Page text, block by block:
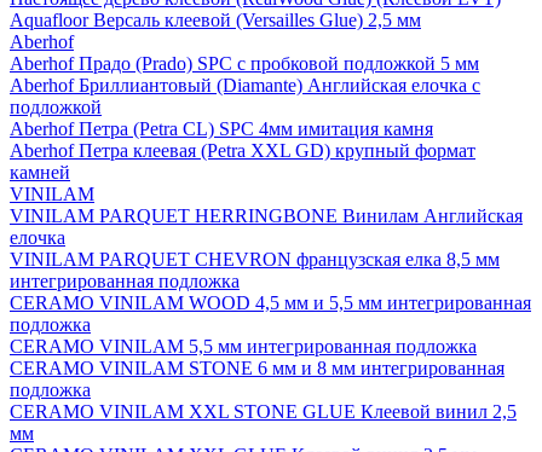
Aquafloor Версаль клеевой (Versailles Glue) 2,5 мм
Aberhof
Aberhof Прадо (Prado) SPC с пробковой подложкой 5 мм
Aberhof Бриллиантовый (Diamante) Английская елочка с
подложкой
Aberhof Петра (Petra CL) SPC 4мм имитация камня
Aberhof Петра клеевая (Petra XXL GD) крупный формат
камней
VINILAM
VINILAM PARQUET HERRINGBONE Винилам Английская
елочка
VINILAM PARQUET CHEVRON французская елка 8,5 мм
интегрированная подложка
CERAMO VINILAM WOOD 4,5 мм и 5,5 мм интегрированная
подложка
CERAMO VINILAM 5,5 мм интегрированная подложка
CERAMO VINILAM STONE 6 мм и 8 мм интегрированная
подложка
CERAMO VINILAM XXL STONE GLUE Клеевой винил 2,5
мм